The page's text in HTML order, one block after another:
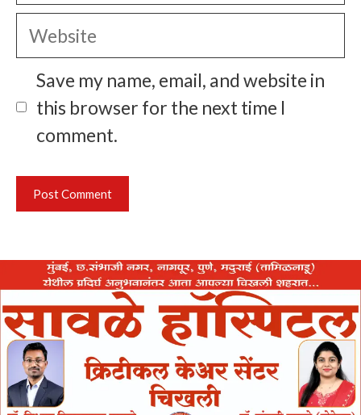
Website
Save my name, email, and website in
this browser for the next time I
comment.